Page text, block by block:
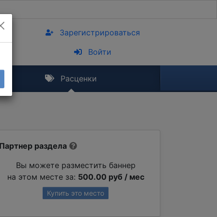
Зарегистрироваться
Войти
Расценки
Партнер раздела
Вы можете разместить баннер
на этом месте за: 500.00 руб / мес
Купить это место